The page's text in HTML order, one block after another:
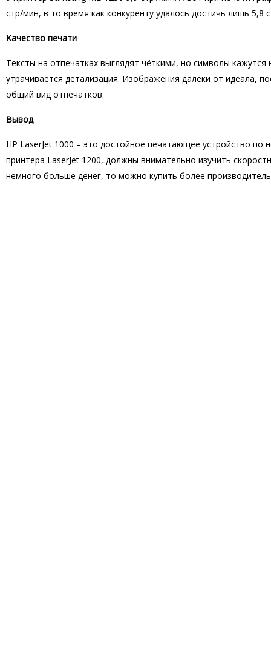
стр/мин, в то время как конкуренту удалось достичь лишь 5,8
Качество печати
Тексты на отпечатках выглядят чёткими, но символы
утрачивается детализация. Изображения далеки от идеала,
общий вид отпечатков.
Вывод
HP LaserJet 1000 – это достойное печатающее устройство
принтера LaserJet 1200, должны внимательно изучить
немного больше денег, то можно купить более